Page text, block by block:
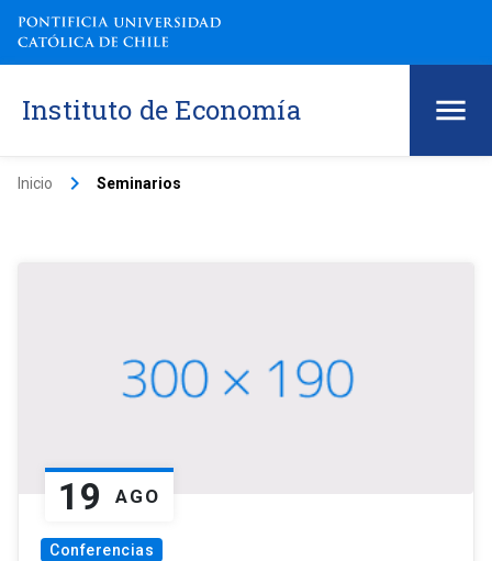
Instituto de Economía
Inicio keyboard_arrow_right Seminarios
19 AGO
Conferencias